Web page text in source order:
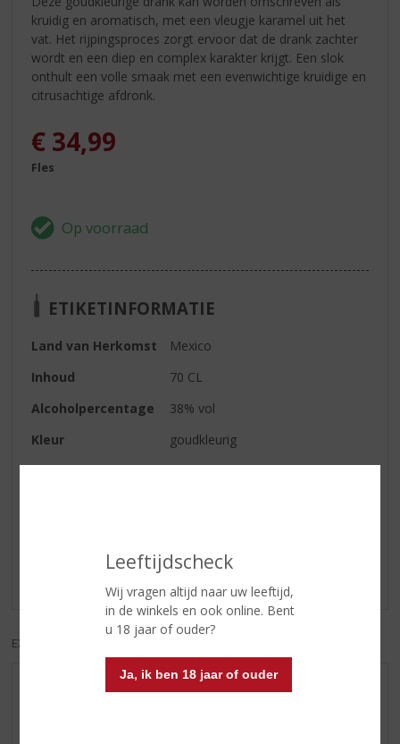
Leeftijdscheck
Wij vragen altijd naar uw leeftijd,
in de winkels en ook online. Bent
u 18 jaar of ouder?
Ja, ik ben 18 jaar of ouder
kruidig ​​en aromatisch, met een vleugje karamel uit het
vat. Het rijpingsproces zorgt ervoor dat de drank zachter
wordt en een diep en complex karakter krijgt. Een slok
onthult een volle smaak met een evenwichtige kruidige en
citrusachtige afdronk.
€ 34,99
Fles
ETIKETINFORMATIE
Land van Herkomst
Mexico
Inhoud
70 CL
Alcoholpercentage
38% vol
Kleur
goudkleurig
EXCL. BTW
AANBIEDINGEN